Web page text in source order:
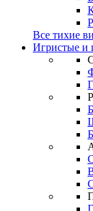
Все тихие
Игристые и